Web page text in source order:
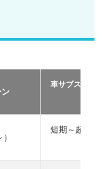
車サブスクリ
短期～超長期